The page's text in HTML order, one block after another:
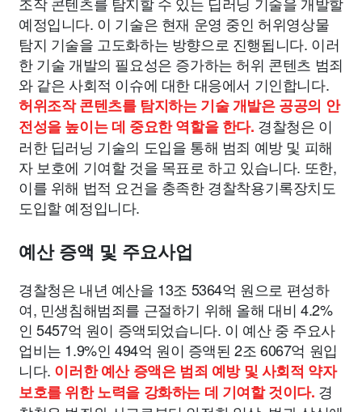
예정입니다. 이 기술은 현재 운영 중인 허위영상물
탐지 기술을 고도화하는 방향으로 진행됩니다. 이러
한 기술 개발의 필요성은 증가하는 허위 콘텐츠 범죄
와 같은 사회적 이슈에 대한 대응에서 기인합니다.
허위조작 콘텐츠를 탐지하는 기술 개발은 공공의 안
전성을 높이는 데 중요한 역할을 한다. 경찰청은 이
러한 딥러닝 기술의 도입을 통해 범죄 예방 및 피해
자 보호에 기여할 것을 목표로 하고 있습니다. 또한,
이를 위해 법적 요건을 충족한 경찰착용기록장치도
도입할 예정입니다.
예산 증액 및 주요사업
경찰청은 내년 예산을 13조 5364억 원으로 편성하
여, 민생침해범죄를 근절하기 위해 올해 대비 4.2%
인 5457억 원이 증액되었습니다. 이 예산 중 주요사
업비는 1.9%인 494억 원이 증액된 2조 6067억 원입
니다. 이러한 예산 증액은 범죄 예방 및 사회적 약자
보호를 위한 노력을 강화하는 데 기여할 것이다. 경